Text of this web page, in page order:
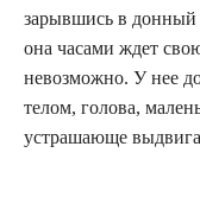
зарывшись в донный
она часами ждет
невозможно. У нее
телом, голова,
устрашающе